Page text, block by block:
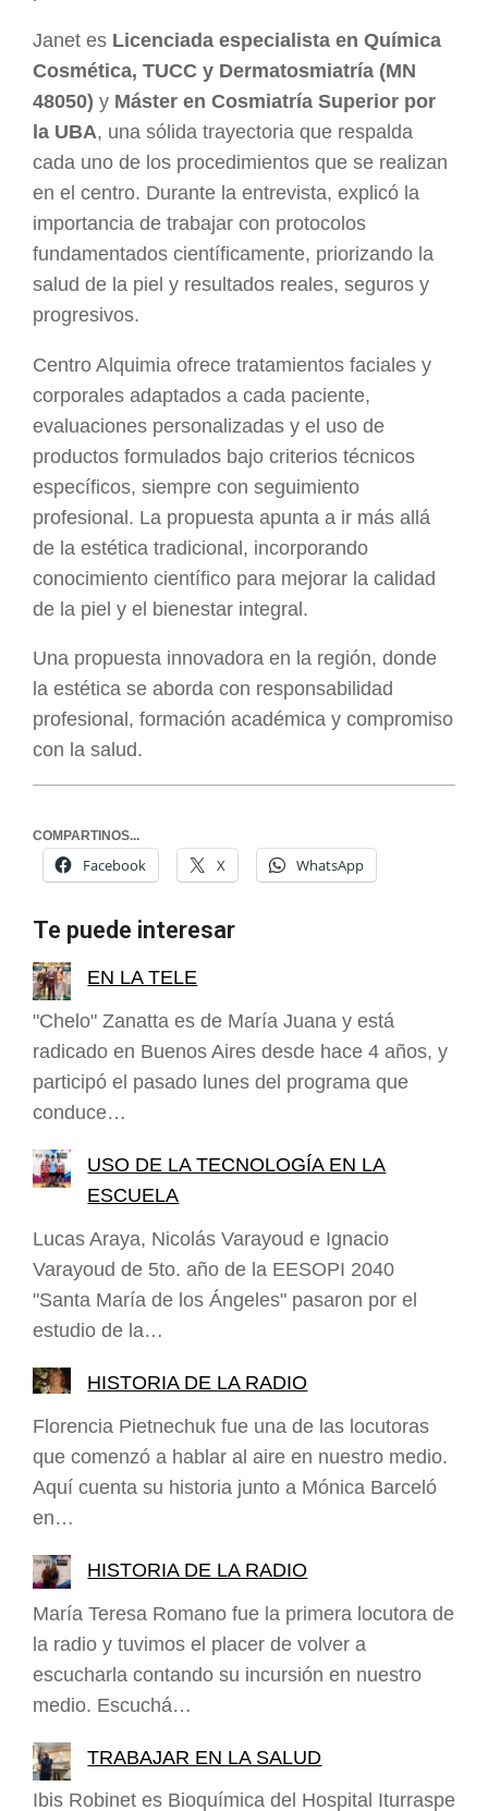
Janet es Licenciada especialista en Química
Cosmética, TUCC y Dermatosmiatría (MN
48050) y Máster en Cosmiatría Superior por
la UBA, una sólida trayectoria que respalda
cada uno de los procedimientos que se realizan
en el centro. Durante la entrevista, explicó la
importancia de trabajar con protocolos
fundamentados científicamente, priorizando la
salud de la piel y resultados reales, seguros y
progresivos.
Centro Alquimia ofrece tratamientos faciales y
corporales adaptados a cada paciente,
evaluaciones personalizadas y el uso de
productos formulados bajo criterios técnicos
específicos, siempre con seguimiento
profesional. La propuesta apunta a ir más allá
de la estética tradicional, incorporando
conocimiento científico para mejorar la calidad
de la piel y el bienestar integral.
Una propuesta innovadora en la región, donde
la estética se aborda con responsabilidad
profesional, formación académica y compromiso
con la salud.
COMPARTINOS...
Facebook X WhatsApp
Te puede interesar
EN LA TELE
"Chelo" Zanatta es de María Juana y está
radicado en Buenos Aires desde hace 4 años, y
participó el pasado lunes del programa que
conduce…
USO DE LA TECNOLOGÍA EN LA
ESCUELA
Lucas Araya, Nicolás Varayoud e Ignacio
Varayoud de 5to. año de la EESOPI 2040
"Santa María de los Ángeles" pasaron por el
estudio de la…
HISTORIA DE LA RADIO
Florencia Pietnechuk fue una de las locutoras
que comenzó a hablar al aire en nuestro medio.
Aquí cuenta su historia junto a Mónica Barceló
en…
HISTORIA DE LA RADIO
María Teresa Romano fue la primera locutora de
la radio y tuvimos el placer de volver a
escucharla contando su incursión en nuestro
medio. Escuchá…
TRABAJAR EN LA SALUD
Ibis Robinet es Bioquímica del Hospital Iturraspe